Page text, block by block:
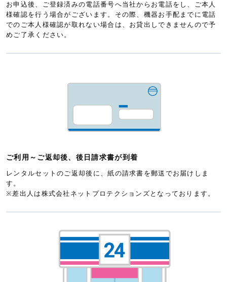
お申込後、ご登録済みの電話番号へ当社からお電話をし、ご本人
様確認を行う場合がございます。その際、機器お手配までに電話
でのご本人様確認が取れない場合は、お貸出しできませんので予
めご了承ください。
ご利用～ご返却後、後日請求書が到着
レンタルセットのご返却後に、紙の請求書を郵送でお届けしま
す。
※差出人は株式会社ネットプロテクションズとなっております。